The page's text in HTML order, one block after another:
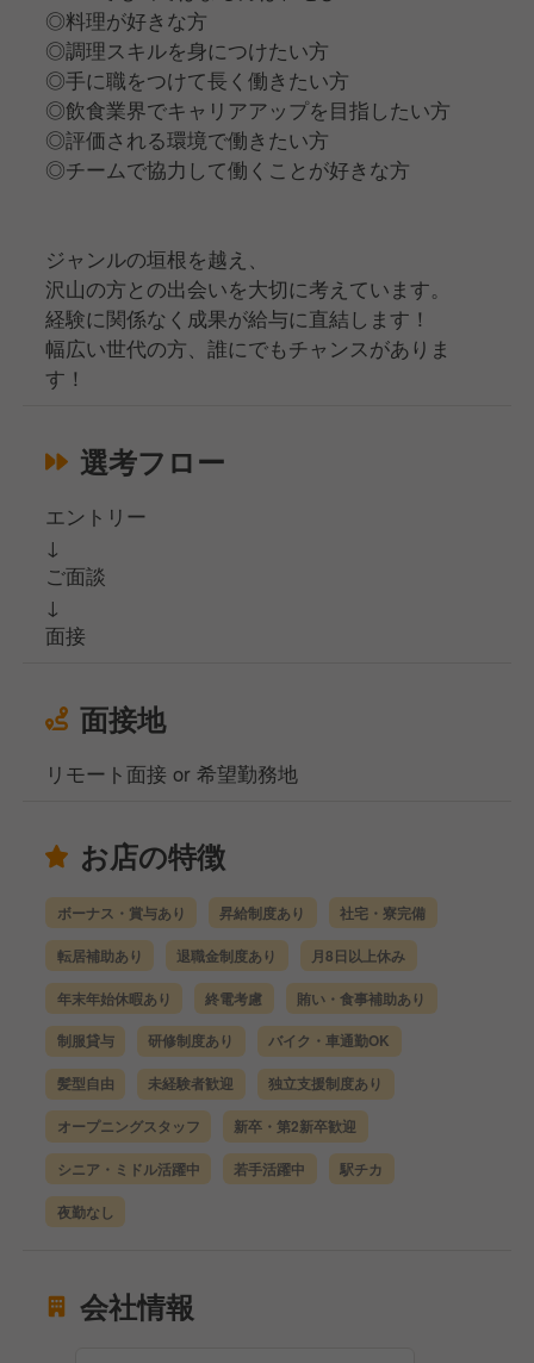
◎料理が好きな方
◎調理スキルを身につけたい方
◎手に職をつけて長く働きたい方
◎飲食業界でキャリアアップを目指したい方
◎評価される環境で働きたい方
◎チームで協力して働くことが好きな方
ジャンルの垣根を越え、
沢山の方との出会いを大切に考えています。
経験に関係なく成果が給与に直結します！
幅広い世代の方、誰にでもチャンスがありま
す！
選考フロー
エントリー
↓
ご面談
↓
面接
面接地
リモート面接 or 希望勤務地
お店の特徴
ボーナス・賞与あり 昇給制度あり 社宅・寮完備
転居補助あり 退職金制度あり 月8日以上休み
年末年始休暇あり 終電考慮 賄い・食事補助あり
制服貸与 研修制度あり バイク・車通勤OK
髪型自由 未経験者歓迎 独立支援制度あり
オープニングスタッフ 新卒・第2新卒歓迎
シニア・ミドル活躍中 若手活躍中 駅チカ
夜勤なし
会社情報